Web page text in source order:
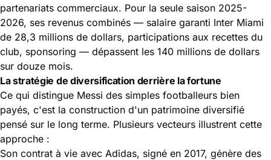
partenariats commerciaux. Pour la seule saison 2025-
2026, ses revenus combinés — salaire garanti Inter Miami
de 28,3 millions de dollars, participations aux recettes du
club, sponsoring — dépassent les 140 millions de dollars
sur douze mois.
La stratégie de diversification derrière la fortune
Ce qui distingue Messi des simples footballeurs bien
payés, c'est la construction d'un patrimoine diversifié
pensé sur le long terme. Plusieurs vecteurs illustrent cette
approche :
Son contrat à vie avec Adidas, signé en 2017, génère des